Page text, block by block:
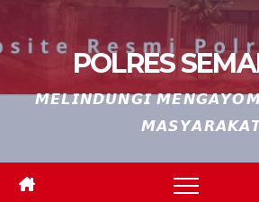
POLRES
𝙈𝙀𝙇𝙄𝙉𝘿𝙐𝙉𝙂𝙄